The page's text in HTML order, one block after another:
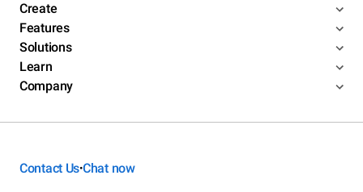
Create
Features
Solutions
Learn
Company
Contact Us•Chat now